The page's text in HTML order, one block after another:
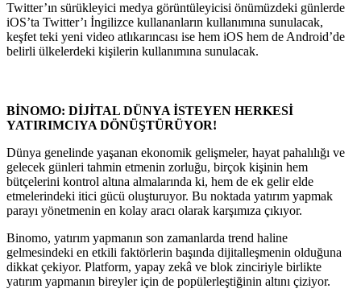
Twitter’ın sürükleyici medya görüntüleyicisi önümüzdeki günlerde
iOS’ta Twitter’ı İngilizce kullananların kullanımına sunulacak,
keşfet teki yeni video atlıkarıncası ise hem iOS hem de Android’de
belirli ülkelerdeki kişilerin kullanımına sunulacak.
BİNOMO: DİJİTAL DÜNYA İSTEYEN HERKESİ
YATIRIMCIYA DÖNÜŞTÜRÜYOR!
Dünya genelinde yaşanan ekonomik gelişmeler, hayat pahalılığı ve
gelecek günleri tahmin etmenin zorluğu, birçok kişinin hem
bütçelerini kontrol altına almalarında ki, hem de ek gelir elde
etmelerindeki itici gücü oluşturuyor. Bu noktada yatırım yapmak
parayı yönetmenin en kolay aracı olarak karşımıza çıkıyor.
Binomo, yatırım yapmanın son zamanlarda trend haline
gelmesindeki en etkili faktörlerin başında dijitalleşmenin olduğuna
dikkat çekiyor. Platform, yapay zekâ ve blok zinciriyle birlikte
yatırım yapmanın bireyler için de popülerleştiğinin altını çiziyor.